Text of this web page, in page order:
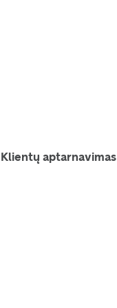
Klientų aptarnavimas